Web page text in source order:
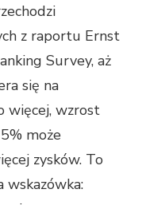
z raportu Ernst
Survey, aż
się na
więcej, wzrost
może
zysków. To